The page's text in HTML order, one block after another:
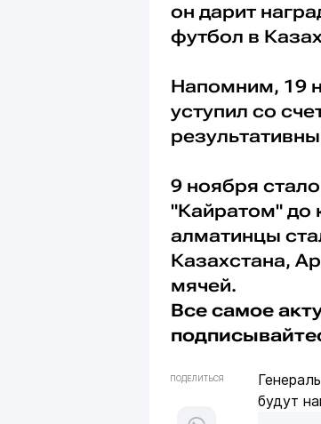
он дарит
футбол в
Напомним, 19
уступил со
9 ноября
"Кайратом" до
алматинцы
Казахстана,
мячей.
Все самое
ПОДЕЛИТЬСЯ
будут